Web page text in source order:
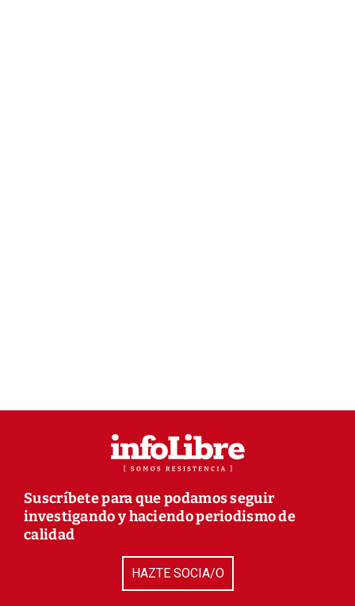
Suscríbete para que podamos seguir
investigando y haciendo periodismo de
calidad
HAZTE SOCIA/O